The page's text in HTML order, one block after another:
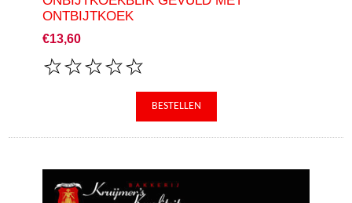
ONTBIJTKOEK
€13,60